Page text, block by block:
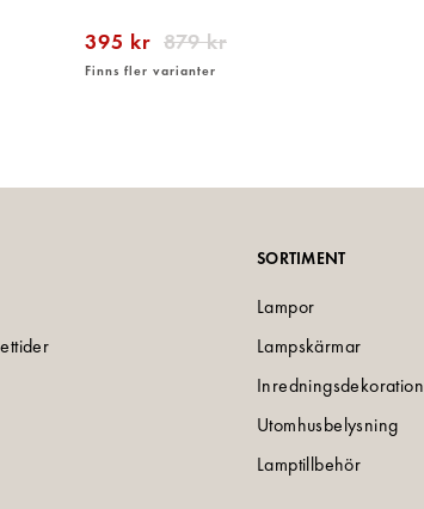
395 kr 879 kr
Finns fler varianter
SORTIMENT
Lampor
Lampskärmar
Inredningsdekoration
Utomhusbelysning
Lamptillbehör